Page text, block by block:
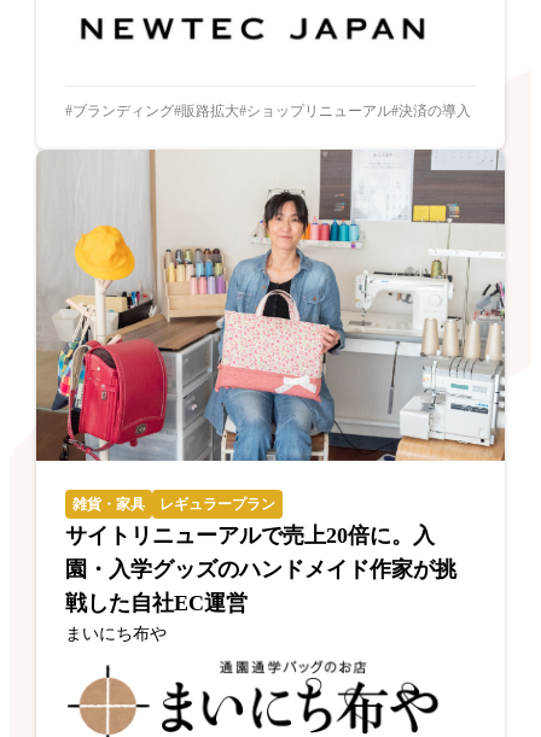
ブランディング 販路拡大 ショップリニューアル 決済の導入
雑貨・家具 レギュラープラン
サイトリニューアルで売上20倍に。入
園・入学グッズのハンドメイド作家が挑
戦した自社EC運営
まいにち布や